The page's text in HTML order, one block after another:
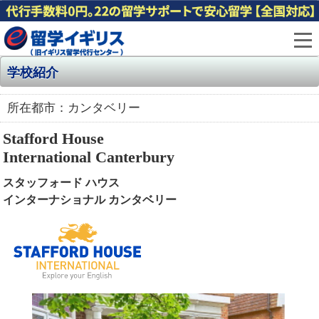
学校紹介
所在都市：カンタベリー
Stafford House
International Canterbury
スタッフォード ハウス
インターナショナル カンタベリー